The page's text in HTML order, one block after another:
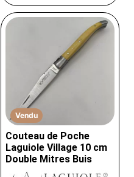
Vendu
Couteau de Poche
Laguiole Village 10 cm
Double Mitres Buis